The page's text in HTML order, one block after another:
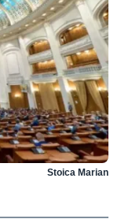
Stoica Marian